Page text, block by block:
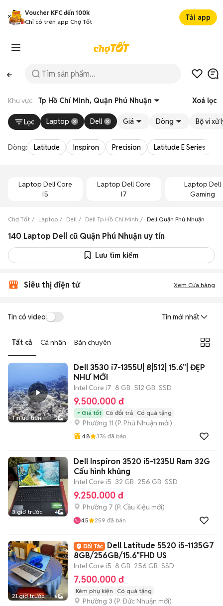
Voucher KFC đến 100k
Chỉ có trên app Chợ Tốt
Tải app
Khu vực: Tp Hồ Chí Minh, Quận Phú Nhuận Xoá lọc
Lọc Laptop Dell Giá Dòng Bộ vi xử
Dòng: Latitude Inspiron Precision Latitude E Series
Laptop Dell Core
I5
Laptop Dell Core
I7
Laptop Dell
Gaming
Chợ Tốt Laptop Dell Dell Tp Hồ Chí Minh Dell Quận Phú Nhuận
140 Laptop Dell cũ Quận Phú Nhuận uy tín
Lưu tìm kiếm
Siêu thị điện tử Xem Cửa hàng
Tin có video Tin mới nhất
Tất cả Cá nhân Bán chuyên
Tin ưu tiên 3
Dell 3530 i7-1355U| 8|512| 15.6"| ĐẸP
NHƯ MỚI
Intel Core i7 8 GB 512 GB SSD
9.500.000 đ
Giá tốt Có đổi trả Có quà tặng
Phường 11 (P. Phú Nhuận mới)
4.8 376 đã bán
3 giờ trước 4
Dell Inspiron 3520 i5-1235U Ram 32G
Cấu hình khủng
Intel Core i5 32 GB 256 GB SSD
9.250.000 đ
Phường 7 (P. Cầu Kiệu mới)
4.5 259 đã bán
21 giờ trước 6
Dell Latitude 5520 i5-1135G7
8GB/256GB/15.6"FHD US
Intel Core i5 8 GB 256 GB SSD
7.500.000 đ
Kèm phụ kiện Có quà tặng
Phường 3 (P. Đức Nhuận mới)